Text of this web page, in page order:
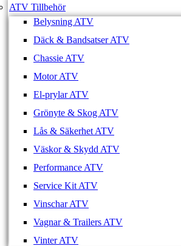
ATV Tillbehör
Belysning ATV
Däck & Bandsatser ATV
Chassie ATV
Motor ATV
El-prylar ATV
Grönyte & Skog ATV
Lås & Säkerhet ATV
Väskor & Skydd ATV
Performance ATV
Service Kit ATV
Vinschar ATV
Vagnar & Trailers ATV
Vinter ATV